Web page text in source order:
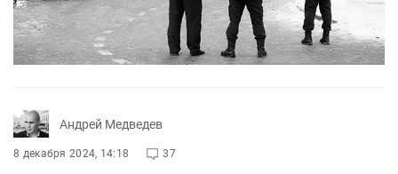
Андрей Медведев
8 декабря 2024, 14:18 37